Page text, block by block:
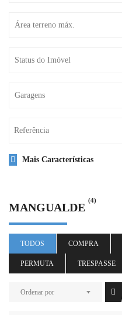
Mais Características
MANGUALDE
(4)
TODOS COMPRA
PERMUTA TRESPASSE
Ordenar por